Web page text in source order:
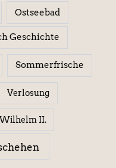
Ostseebad
Geschichte
Sommerfrische
Verlosung
Wilhelm II.